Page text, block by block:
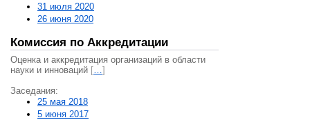
31 июля 2020
26 июня 2020
Комиссия по Аккредитации
Оценка и аккредитация организаций в области
науки и инноваций […]
Заседания:
25 мая 2018
5 июня 2017